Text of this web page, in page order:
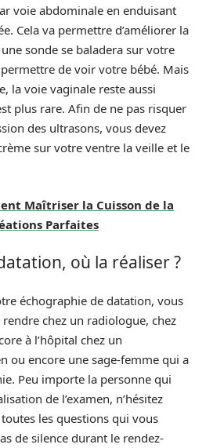
voie abdominale en enduisant
Cela va permettre d’améliorer la
sonde se baladera sur votre
de voir votre bébé. Mais
la voie vaginale reste aussi
plus rare. Afin de ne pas risquer
des ultrasons, vous devez
sur votre ventre la veille et le
Maîtriser la Cuisson de la
Parfaites
où la réaliser ?
échographie de datation, vous
chez un radiologue, chez
à l’hôpital chez un
ou encore une sage-femme qui a
Peu importe la personne qui
de l’examen, n’hésitez
les questions qui vous
de silence durant le rendez-